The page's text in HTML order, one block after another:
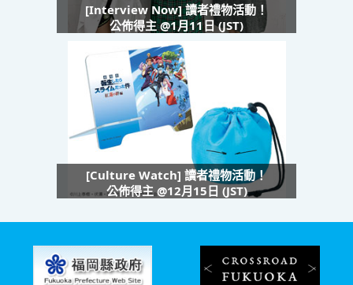
[Interview Now] 讀者禮物活動！
公佈得主 @1月11日 (JST)
[Culture Watch] 讀者禮物活動！
公佈得主 @12月15日 (JST)